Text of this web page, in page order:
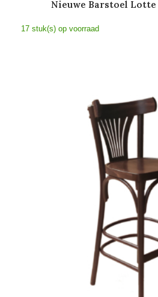
Nieuwe Barstoel
17 stuk(s) op voorraad